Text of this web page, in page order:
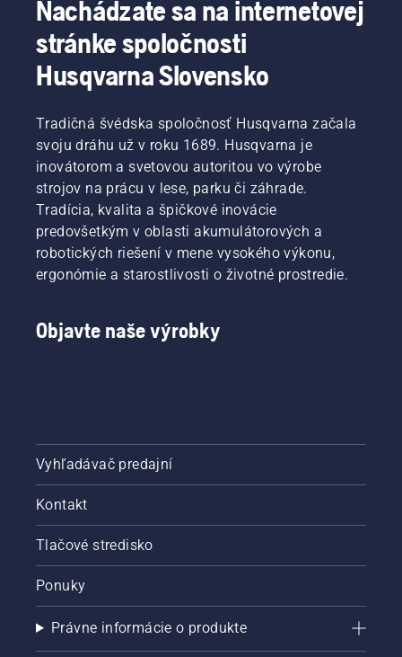
čepele
pevnou
handrou.
Nachádzate sa na internetovej
stránke spoločnosti
Husqvarna Slovensko
Tradičná švédska spoločnosť Husqvarna začala
svoju dráhu už v roku 1689. Husqvarna je
inovátorom a svetovou autoritou vo výrobe
strojov na prácu v lese, parku či záhrade.
Tradícia, kvalita a špičkové inovácie
predovšetkým v oblasti akumulátorových a
robotických riešení v mene vysokého výkonu,
ergonómie a starostlivosti o životné prostredie.
Objavte naše výrobky
Vyhľadávač predajní
Kontakt
Tlačové stredisko
Ponuky
Právne informácie o produkte